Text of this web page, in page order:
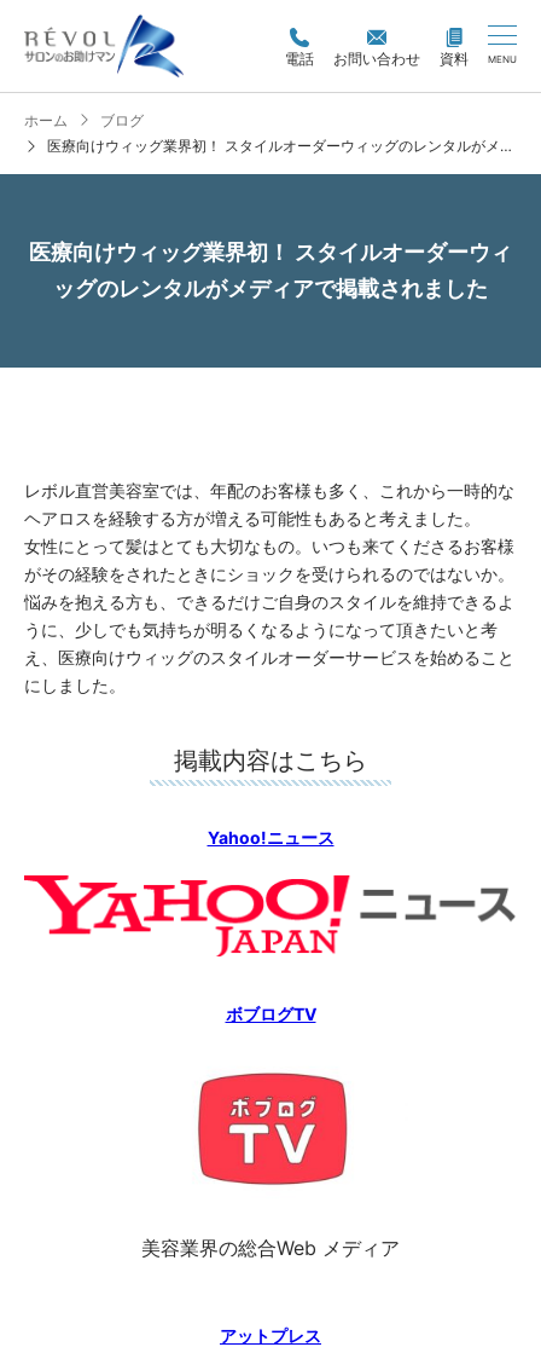
電話 お問い合わせ 資料 MENU
ホーム
ブログ
医療向けウィッグ業界初！ スタイルオーダーウィッグのレンタルがメディアで掲載されました
医療向けウィッグ業界初！ スタイルオーダーウィ
ッグのレンタルがメディアで掲載されました
レボル直営美容室では、年配のお客様も多く、これから一時的な
ヘアロスを経験する方が増える可能性もあると考えました。
女性にとって髪はとても大切なもの。いつも来てくださるお客様
がその経験をされたときにショックを受けられるのではないか。
悩みを抱える方も、できるだけご自身のスタイルを維持できるよ
うに、少しでも気持ちが明るくなるようになって頂きたいと考
え、医療向けウィッグのスタイルオーダーサービスを始めること
にしました。
掲載内容はこちら
Yahoo!ニュース
ボブログTV
美容業界の総合Web メディア
アットプレス